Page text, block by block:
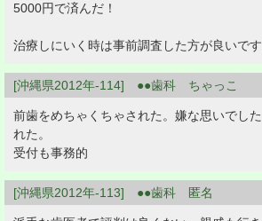
5000円で済んだ！
治療しにいく時は事前調査した方が良いです
[沖縄県2012年-114] ●●歯科 ちゃっこ
前歯をめちゃくちゃされた。嫌な思いでし
れた。
受付も事務的
[沖縄県2012年-113] ●●歯科 匿名